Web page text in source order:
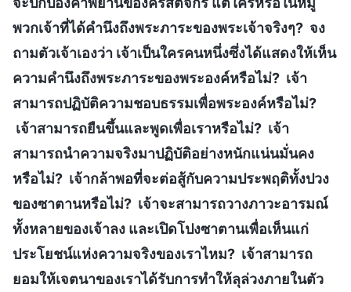
พวกเจ้าที่ได้คำนึงถึงพระภาระของพระเจ้าจริงๆ? จง
ถามตัวเจ้าเองว่า เจ้าเป็นใครคนหนึ่งซึ่งได้แสดงให้เห็น
ความคำนึงถึงพระภาระของพระองค์หรือไม่? เจ้า
สามารถปฏิบัติความชอบธรรมเพื่อพระองค์หรือไม่?
เจ้าสามารถยืนขึ้นและพูดเพื่อเราหรือไม่? เจ้า
สามารถนำความจริงมาปฏิบัติอย่างหนักแน่นมั่นคง
หรือไม่? เจ้ากล้าพอที่จะต่อสู้กับความประพฤติทั้งปวง
ของซาตานหรือไม่? เจ้าจะสามารถวางภาวะอารมณ์
ทั้งหลายของเจ้าลง และเปิดโปงซาตานเพื่อเห็นแก่
ประโยชน์แห่งความจริงของเราไหม? เจ้าสามารถ
ยอมให้เจตนาของเราได้รับการทำให้ลุล่วงภายในตัว